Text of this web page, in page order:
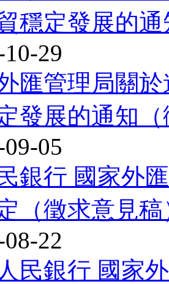
穩定發展的
29
外匯管理局關
發展的通知
05
銀行 國家外
（徵求意見
22
人民銀行 國家